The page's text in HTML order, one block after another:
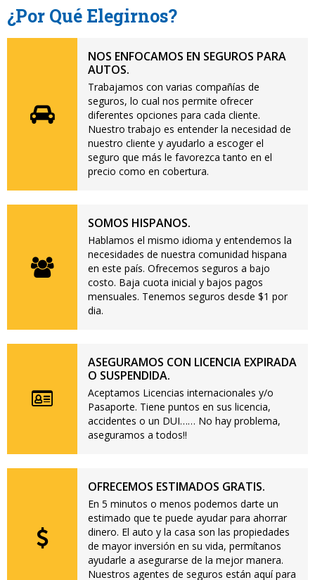
¿Por Qué Elegirnos?
NOS ENFOCAMOS EN SEGUROS PARA
AUTOS.
Trabajamos con varias compañías de
seguros, lo cual nos permite ofrecer
diferentes opciones para cada cliente.
Nuestro trabajo es entender la necesidad de
nuestro cliente y ayudarlo a escoger el
seguro que más le favorezca tanto en el
precio como en cobertura.
SOMOS HISPANOS.
Hablamos el mismo idioma y entendemos la
necesidades de nuestra comunidad hispana
en este país. Ofrecemos seguros a bajo
costo. Baja cuota inicial y bajos pagos
mensuales. Tenemos seguros desde $1 por
dia.
ASEGURAMOS CON LICENCIA EXPIRADA
O SUSPENDIDA.
Aceptamos Licencias internacionales y/o
Pasaporte. Tiene puntos en sus licencia,
accidentes o un DUI…… No hay problema,
aseguramos a todos!!
OFRECEMOS ESTIMADOS GRATIS.
En 5 minutos o menos podemos darte un
estimado que te puede ayudar para ahorrar
dinero. El auto y la casa son las propiedades
de mayor inversión en su vida, permítanos
ayudarle a asegurarse de la mejor manera.
Nuestros agentes de seguros están aquí para